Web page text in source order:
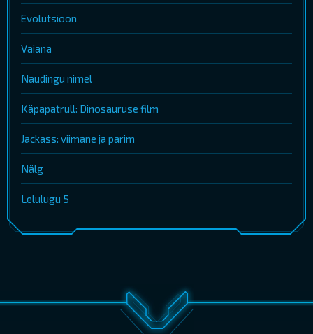
Evolutsioon
Vaiana
Naudingu nimel
Käpapatrull: Dinosauruse film
Jackass: viimane ja parim
Nälg
Lelulugu 5